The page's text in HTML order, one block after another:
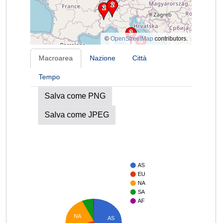
© OpenStreetMap contributors.
Macroarea Nazione Città
Tempo
Salva come PNG
Salva come JPEG
AS
EU
NA
SA
AF
AS
NA